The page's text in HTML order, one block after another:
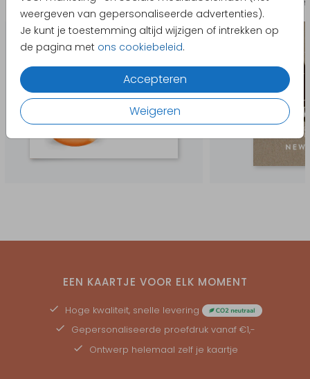
weergeven van gepersonaliseerde advertenties).
Je kunt je toestemming altijd wijzigen of intrekken op
de pagina met ons cookiebeleid.
Accepteren
Weigeren
Geboortekaartje
EEN KAARTJE VOOR ELK MOMENT
Hoge kwaliteit, snelle levering
Gepersonaliseerde proefdruk vanaf €1,-
Ontwerp helemaal zelf je kaartje